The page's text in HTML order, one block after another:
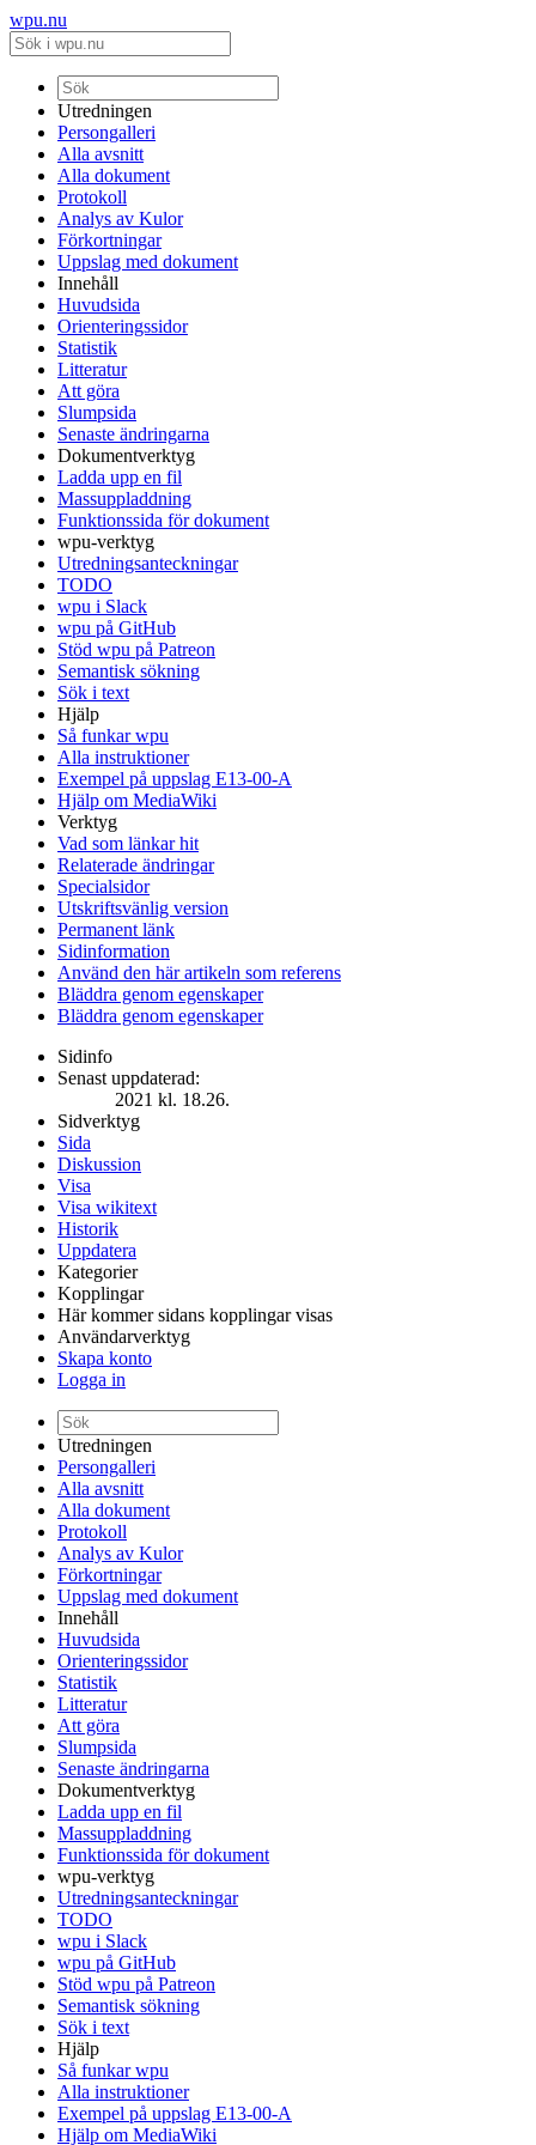
wpu.nu
Utredningen
Persongalleri
Alla avsnitt
Alla dokument
Protokoll
Analys av Kulor
Förkortningar
Uppslag med dokument
Innehåll
Huvudsida
Orienteringssidor
Statistik
Litteratur
Att göra
Slumpsida
Senaste ändringarna
Dokumentverktyg
Ladda upp en fil
Massuppladdning
Funktionssida för dokument
wpu-verktyg
Utredningsanteckningar
TODO
wpu i Slack
wpu på GitHub
Stöd wpu på Patreon
Semantisk sökning
Sök i text
Hjälp
Så funkar wpu
Alla instruktioner
Exempel på uppslag E13-00-A
Hjälp om MediaWiki
Verktyg
Vad som länkar hit
Relaterade ändringar
Specialsidor
Utskriftsvänlig version
Permanent länk
Sidinformation
Använd den här artikeln som referens
Bläddra genom egenskaper
Bläddra genom egenskaper
Sidinfo
Senast uppdaterad:
2021 kl. 18.26.
Sidverktyg
Sida
Diskussion
Visa
Visa wikitext
Historik
Uppdatera
Kategorier
Kopplingar
Här kommer sidans kopplingar visas
Användarverktyg
Skapa konto
Logga in
Utredningen
Persongalleri
Alla avsnitt
Alla dokument
Protokoll
Analys av Kulor
Förkortningar
Uppslag med dokument
Innehåll
Huvudsida
Orienteringssidor
Statistik
Litteratur
Att göra
Slumpsida
Senaste ändringarna
Dokumentverktyg
Ladda upp en fil
Massuppladdning
Funktionssida för dokument
wpu-verktyg
Utredningsanteckningar
TODO
wpu i Slack
wpu på GitHub
Stöd wpu på Patreon
Semantisk sökning
Sök i text
Hjälp
Så funkar wpu
Alla instruktioner
Exempel på uppslag E13-00-A
Hjälp om MediaWiki